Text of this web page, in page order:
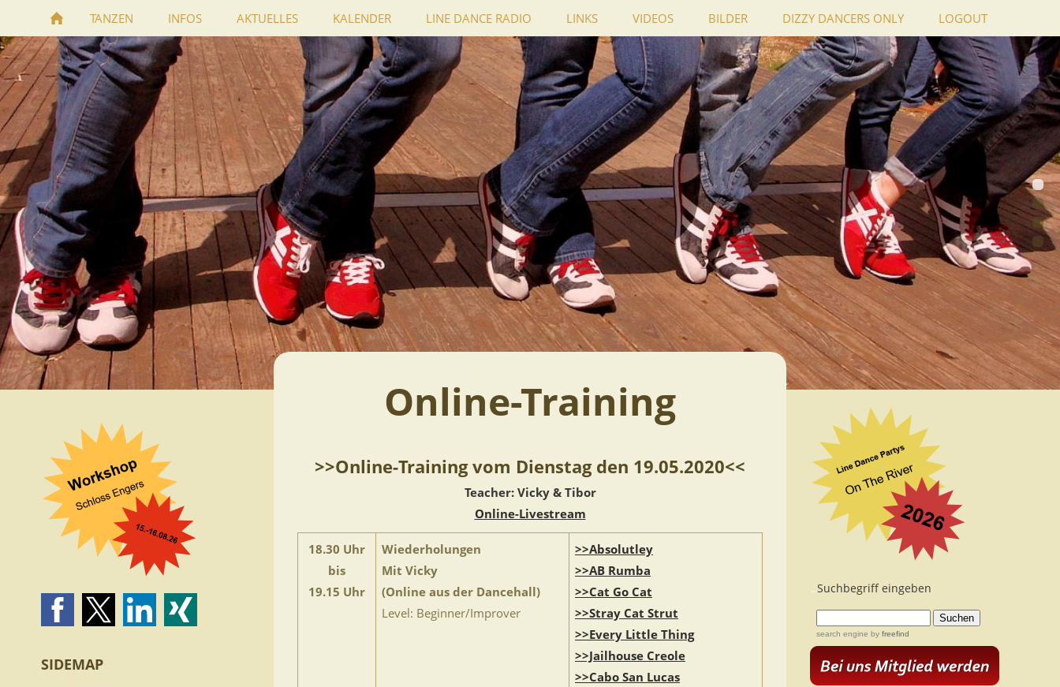
TANZEN INFOS AKTUELLES KALENDER LINE DANCE RADIO LINKS VIDEOS BILDER DIZZY DANCERS ONLY LOGOUT
SIDEMAP
Online-Training
>>Online-Training vom Dienstag den 19.05.2020<<
Teacher: Vicky & Tibor
Online-Livestream
18.30 Uhr
bis
19.15 Uhr
Wiederholungen
Mit Vicky
(Online aus der Dancehall)
Level: Beginner/Improver
>>Absolutley
>>AB Rumba
>>Cat Go Cat
>>Stray Cat Strut
>>Every Little Thing
>>Jailhouse Creole
>>Cabo San Lucas
...Suchbegriff eingeben
search engine by freefind